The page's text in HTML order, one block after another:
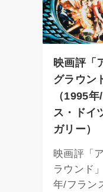
映画評「
グラウン
（1995
ス・ドイ
ガリー）
映画評「
ラウンド
年/フラン